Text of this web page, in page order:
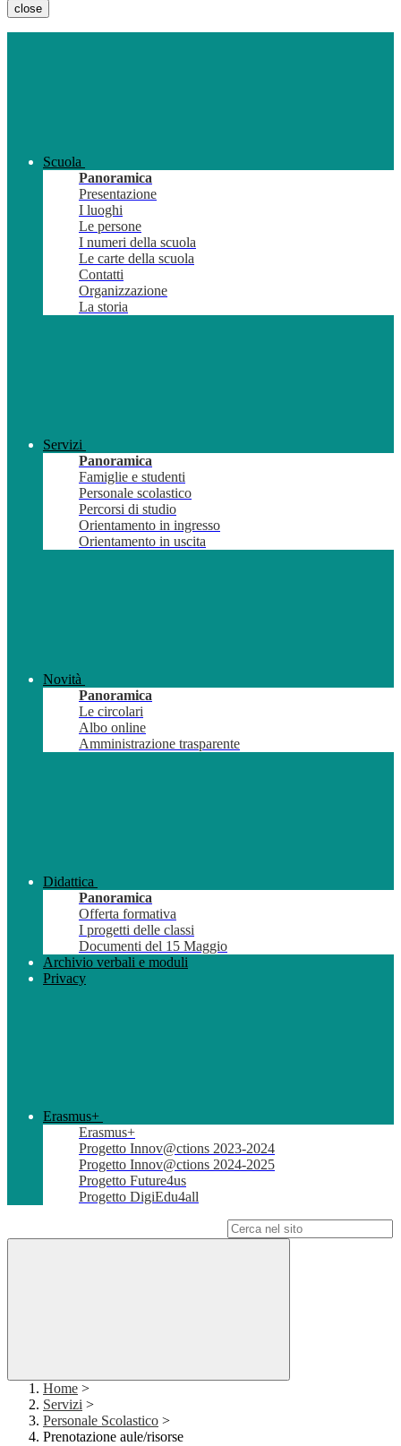
close
Scuola
Panoramica
Presentazione
I luoghi
Le persone
I numeri della scuola
Le carte della scuola
Contatti
Organizzazione
La storia
Servizi
Panoramica
Famiglie e studenti
Personale scolastico
Percorsi di studio
Orientamento in ingresso
Orientamento in uscita
Novità
Panoramica
Le circolari
Albo online
Amministrazione trasparente
Didattica
Panoramica
Offerta formativa
I progetti delle classi
Documenti del 15 Maggio
Archivio verbali e moduli
Privacy
Erasmus+
Erasmus+
Progetto Innov@ctions 2023-2024
Progetto Innov@ctions 2024-2025
Progetto Future4us
Progetto DigiEdu4all
Home >
Servizi >
Personale Scolastico >
Prenotazione aule/risorse